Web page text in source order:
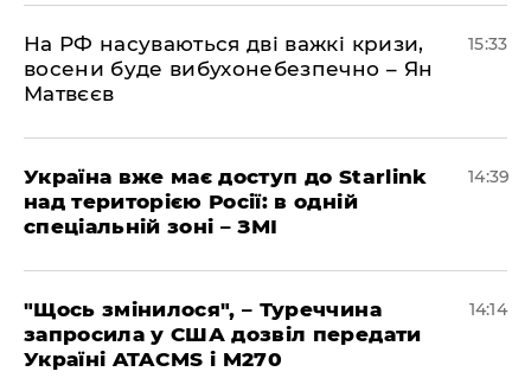
На РФ насуваються дві важкі кризи,
восени буде вибухонебезпечно – Ян
Матвєєв
15:33
Україна вже має доступ до Starlink
над територією Росії: в одній
спеціальній зоні – ЗМІ
14:39
"Щось змінилося", – Туреччина
запросила у США дозвіл передати
Україні ATACMS і M270
14:14